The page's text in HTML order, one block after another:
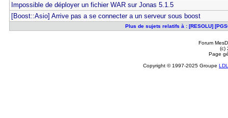
Impossible de déployer un fichier WAR sur Jonas 5.1.5
[Boost::Asio] Arrive pas a se connecter a un serveur sous boost
Plus de sujets relatifs à : [RESOLU]
Forum
(c)
Page
Copyright © 1997-2025 Groupe